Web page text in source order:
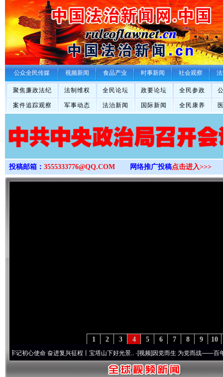
>
公众全民传媒 视频新闻 食品产业 时事新闻 社会观察
聚焦廉政法纪 法制维权 全民论坛 政要论坛 全民参政
案件追踪观察 军事动态 法治新闻 国际新闻 全民康养
投稿邮箱： 3555333776@QQ.COM 网络推广投稿点击进入>>>
10
9
8
7
6
5
4
3
2
1
命 奋进复兴征程丨宝塔山下好光景..·[视频]因党而生 为党而战——百年“纪”事⑧加